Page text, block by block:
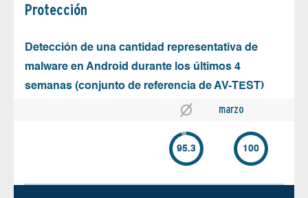
Protección
Detección de una cantidad representativa de
malware en Android durante los últimos 4
semanas (conjunto de referencia de AV-TEST)
marzo
95.3 100